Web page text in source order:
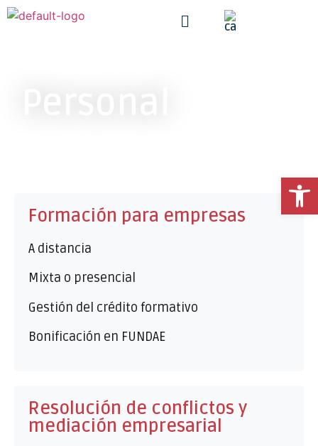
Formación para empresas
A distancia
Mixta o presencial
Gestión del crédito formativo
Bonificación en FUNDAE
Resolución de conflictos y
mediación empresarial